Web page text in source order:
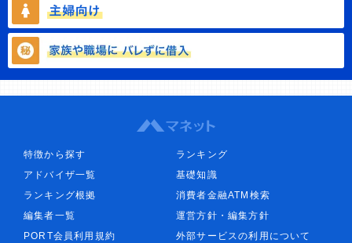
特徴から探す
ランキング
アドバイザ一覧
基礎知識
ランキング根拠
消費者金融ATM検索
編集者一覧
運営方針・編集方針
PORT会員利用規約
外部サービスの利用について